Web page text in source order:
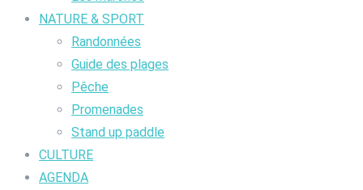
NATURE & SPORT
Randonnées
Guide des plages
Pêche
Promenades
Stand up paddle
CULTURE
AGENDA